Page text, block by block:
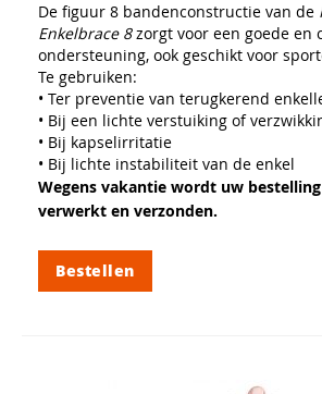
De figuur 8 bandenconstructie van de
Enkelbrace 8zorgt voor een goede en
ondersteuning, ook geschikt voor
Te gebruiken:
• Ter preventie van terugkerend
• Bij een lichte verstuiking of
• Bij kapselirritatie
• Bij lichte instabiliteit van de enkel
Wegens vakantie wordt uw
verwerkt en verzonden.
Bestellen